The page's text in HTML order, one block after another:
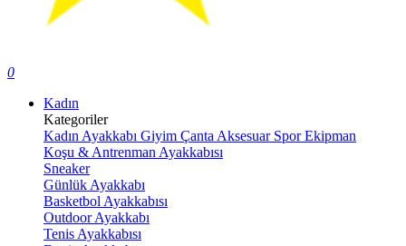
0
Kadın
Kategoriler
Kadın Ayakkabı Giyim Çanta Aksesuar Spor Ekipman
Koşu & Antrenman Ayakkabısı
Sneaker
Günlük Ayakkabı
Basketbol Ayakkabısı
Outdoor Ayakkabı
Tenis Ayakkabısı